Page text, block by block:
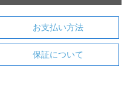
お支払い方法
保証について